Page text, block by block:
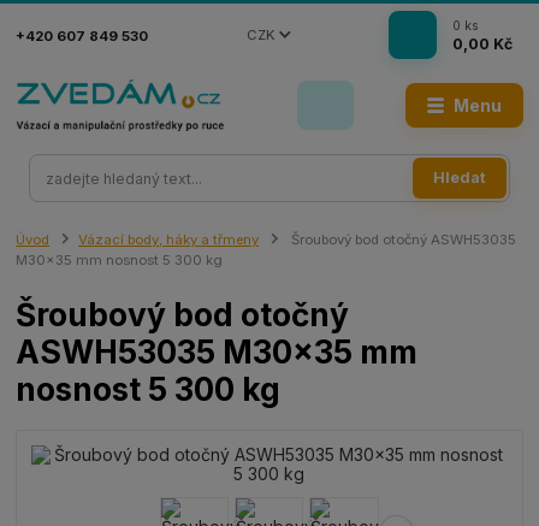
Menu
CZK
Hledat
+420 607 849 530
0 ks
0,00 Kč
Úvod Vázací body, háky a třmeny
Šroubový bod otočný ASWH53035
M30x35 mm nosnost 5 300 kg
Šroubový bod otočný
ASWH53035 M30x35 mm
nosnost 5 300 kg